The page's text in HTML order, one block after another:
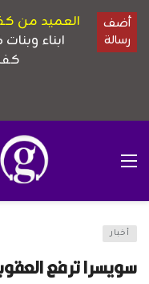
أخبار
سويسرا ترفع